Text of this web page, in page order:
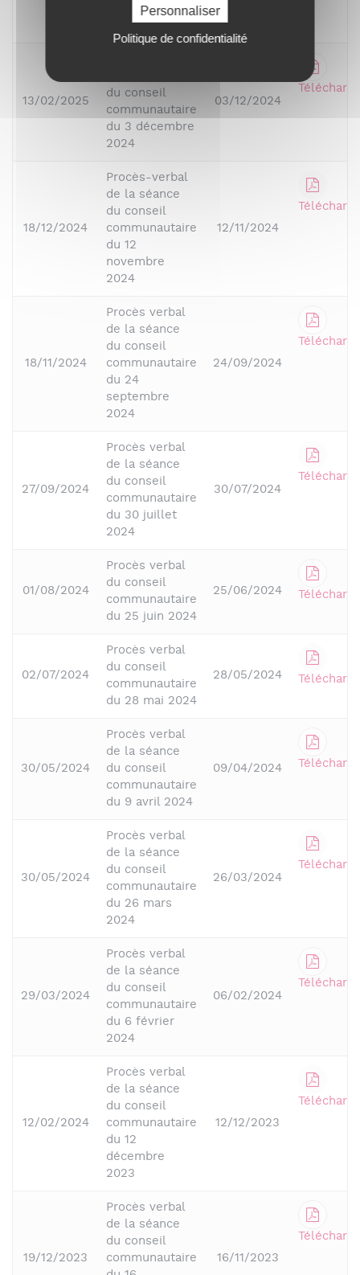
décembre
2024
13/02/2025
du conseil
communautaire
du 3 décembre
2024
03/12/2024
18/12/2024
Procès-verbal
de la séance
du conseil
communautaire
du 12
novembre
2024
12/11/2024
18/11/2024
Procès verbal
de la séance
du conseil
communautaire
du 24
septembre
2024
24/09/2024
27/09/2024
Procès verbal
de la séance
du conseil
communautaire
du 30 juillet
2024
30/07/2024
01/08/2024
Procès verbal
du conseil
communautaire
du 25 juin 2024
25/06/2024
02/07/2024
Procès verbal
du conseil
communautaire
du 28 mai 2024
28/05/2024
30/05/2024
Procès verbal
de la séance
du conseil
communautaire
du 9 avril 2024
09/04/2024
30/05/2024
Procès verbal
de la séance
du conseil
communautaire
du 26 mars
2024
26/03/2024
29/03/2024
Procès verbal
de la séance
du conseil
communautaire
du 6 février
2024
06/02/2024
12/02/2024
Procès verbal
de la séance
du conseil
communautaire
du 12
décembre
2023
12/12/2023
19/12/2023
Procès verbal
de la séance
du conseil
communautaire
16/11/2023
Personnaliser
Politique de confidentialité